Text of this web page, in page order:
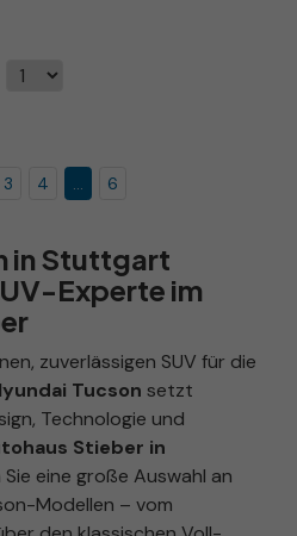
3 4 ... 6
in Stuttgart
Experte im
zuverlässigen SUV für die
Tucson setzt
Technologie und
Stieber in
eine große Auswahl an
Modellen – vom